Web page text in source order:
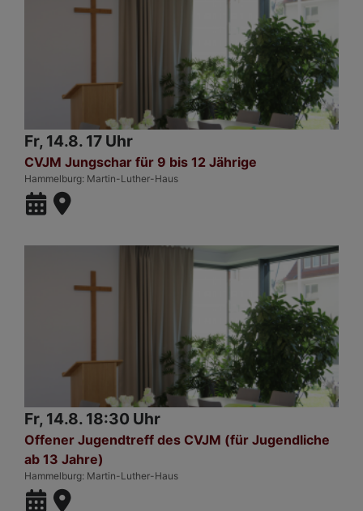
Fr, 14.8. 17 Uhr
CVJM Jungschar für 9 bis 12 Jährige
Hammelburg Martin-Luther-Haus
Fr, 14.8. 18:30 Uhr
Offener Jugendtreff des CVJM (für Jugendliche
ab 13 Jahre)
Hammelburg Martin-Luther-Haus